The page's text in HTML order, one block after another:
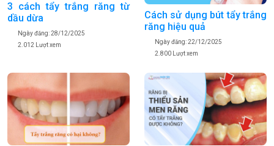
3 cách tẩy trắng răng từ
dầu dừa
Ngày đăng: 28/12/2025
2.012 Lượt xem
Cách sử dụng bút tẩy trắng
răng hiệu quả
Ngày đăng: 22/12/2025
2.800 Lượt xem